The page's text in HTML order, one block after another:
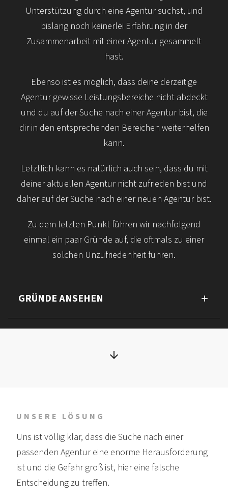
Unterstützung durch eine Agentur suchst, und
bislang noch keinerlei Erfahrung in der
Zusammenarbeit mit einer Agentur gesammelt
hast.
Ebenso ist es möglich, dass deine derzeitige
Agentur gewisse Leistungs­bereiche nicht abdeckt
und du auf der Suche nach einer Agentur bist, die
dir in den entsprechenden Bereichen weiter­helfen
kann.
Letztlich kann es natürlich auch sein, dass du mit
deiner aktuellen Agentur nicht zufrieden bist und
daher auf der Suche nach einer neuen Agentur bist.
Zu dem letzten Punkt führen wir nachfolgend
einmal ein paar Gründe auf, die oftmals zu einer
solchen Unzufriedenheit führen.
GRÜNDE ANSEHEN
UNSERE LÖSUNG
Uns ist völlig klar, dass die Suche nach einer
passenden Agentur eine enorme Heraus­forderung
ist und die Gefahr groß ist, hier eine falsche
Entscheidung zu treffen.